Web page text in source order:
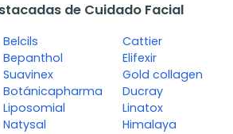
de Cuidado Facial
Belcils
Bepanthol
Suavinex
Botánicapharma
Liposomial
Natysal
Cattier
Elifexir
Gold collagen
Ducray
Linatox
Himalaya